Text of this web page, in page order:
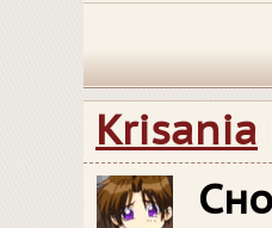
Krisania